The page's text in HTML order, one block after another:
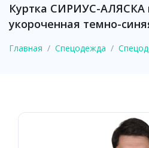
Куртка СИРИУС-АЛЯСКА
укороченная темно-
Главная Спецодежда